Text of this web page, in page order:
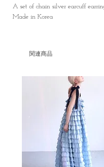
A set of chain silver earcuff
Made in Korea
関連商品